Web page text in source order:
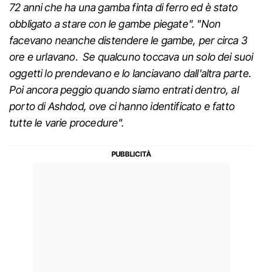
72 anni che ha una gamba finta di ferro ed è stato
obbligato a stare con le gambe piegate". "Non
facevano neanche distendere le gambe, per circa 3
ore e urlavano. Se qualcuno toccava un solo dei suoi
oggetti lo prendevano e lo lanciavano dall'altra parte.
Poi ancora peggio quando siamo entrati dentro, al
porto di Ashdod, ove ci hanno identificato e fatto
tutte le varie procedure".